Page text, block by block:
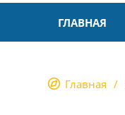
ГЛАВНАЯ
Главная